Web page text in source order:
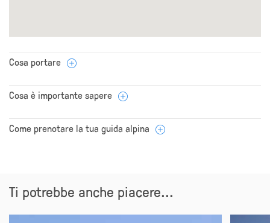
Cosa portare
Cosa è importante sapere
Come prenotare la tua guida alpina
Ti potrebbe anche piacere...